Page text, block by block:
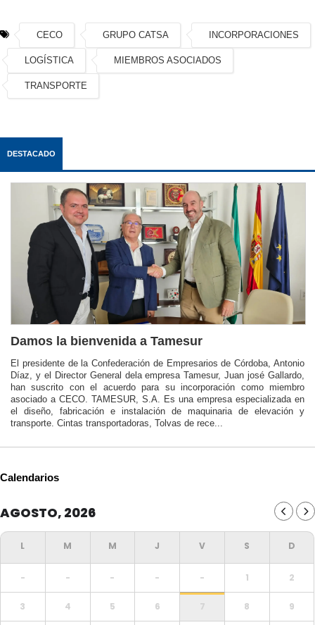
CECO GRUPO CATSA INCORPORACIONES
LOGÍSTICA MIEMBROS ASOCIADOS
TRANSPORTE
DESTACADO
Damos la bienvenida a Tamesur
El presidente de la Confederación de Empresarios de Córdoba, Antonio
Díaz, y el Director General dela empresa Tamesur, Juan josé Gallardo,
han suscrito con el acuerdo para su incorporación como miembro
asociado a CECO. TAMESUR, S.A. Es una empresa especializada en
el diseño, fabricación e instalación de maquinaria de elevación y
transporte. Cintas transportadoras, Tolvas de rece...
Calendarios
AGOSTO, 2026
- - - - - 1 2
3 4 5 6 7 8 9